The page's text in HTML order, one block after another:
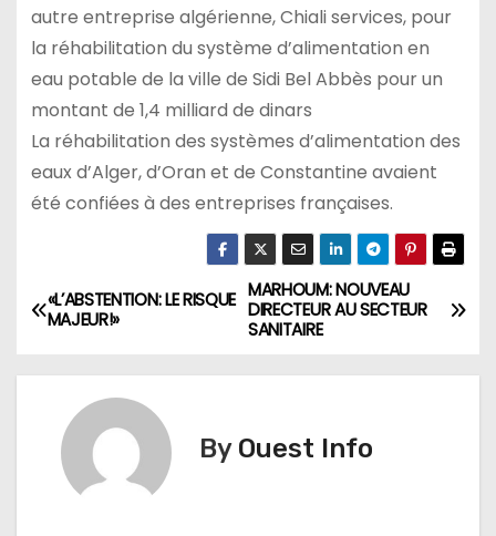
autre entreprise algérienne, Chiali services, pour
la réhabilitation du système d’alimentation en
eau potable de la ville de Sidi Bel Abbès pour un
montant de 1,4 milliard de dinars
La réhabilitation des systèmes d’alimentation des
eaux d’Alger, d’Oran et de Constantine avaient
été confiées à des entreprises françaises.
N
MARHOUM: NOUVEAU
DIRECTEUR AU SECTEUR
SANITAIRE
«L’ABSTENTION: LE RISQUE
MAJEUR!»
By Ouest Info